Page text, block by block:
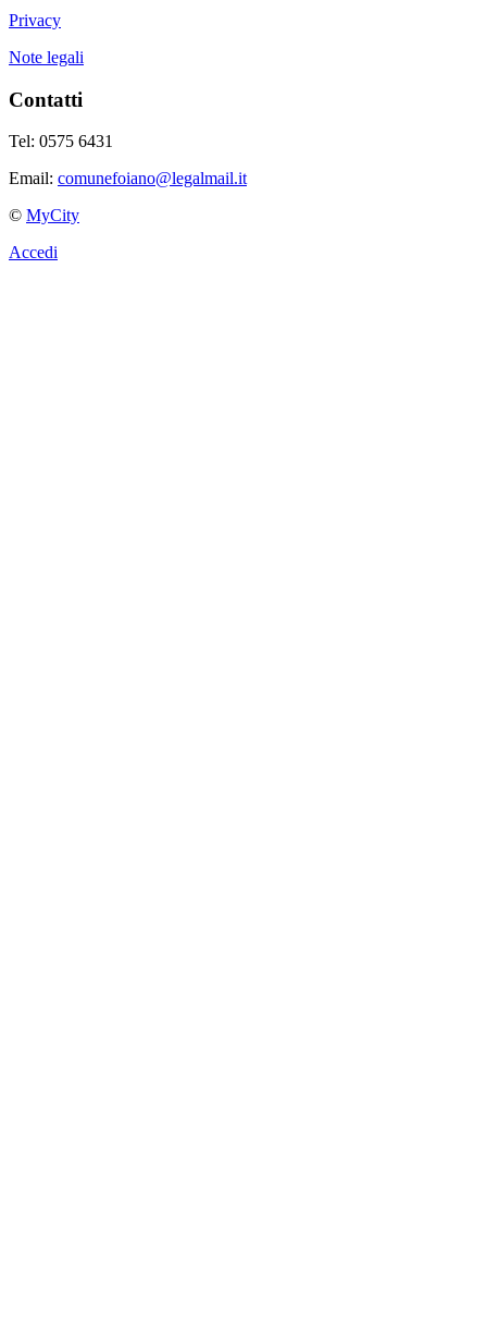
Privacy
Note legali
Contatti
Tel: 0575 6431
Email: comunefoiano@legalmail.it
© MyCity
Accedi